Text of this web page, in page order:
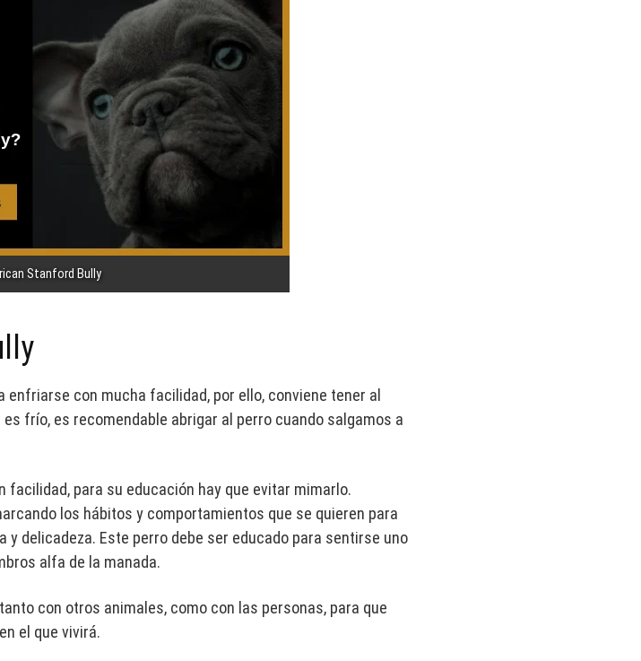
Stanford Bully
con mucha facilidad, por ello, conviene tener al
frío, es recomendable abrigar al perro cuando salgamos a
facilidad, para su educación hay que evitar mimarlo.
los hábitos y comportamientos que se quieren para
delicadeza. Este perro debe ser educado para sentirse uno
alfa de la manada.
con otros animales, como con las personas, para que
el que vivirá.